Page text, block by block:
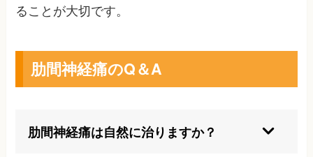
ることが大切です。
肋間神経痛のQ＆A
肋間神経痛は自然に治りますか？